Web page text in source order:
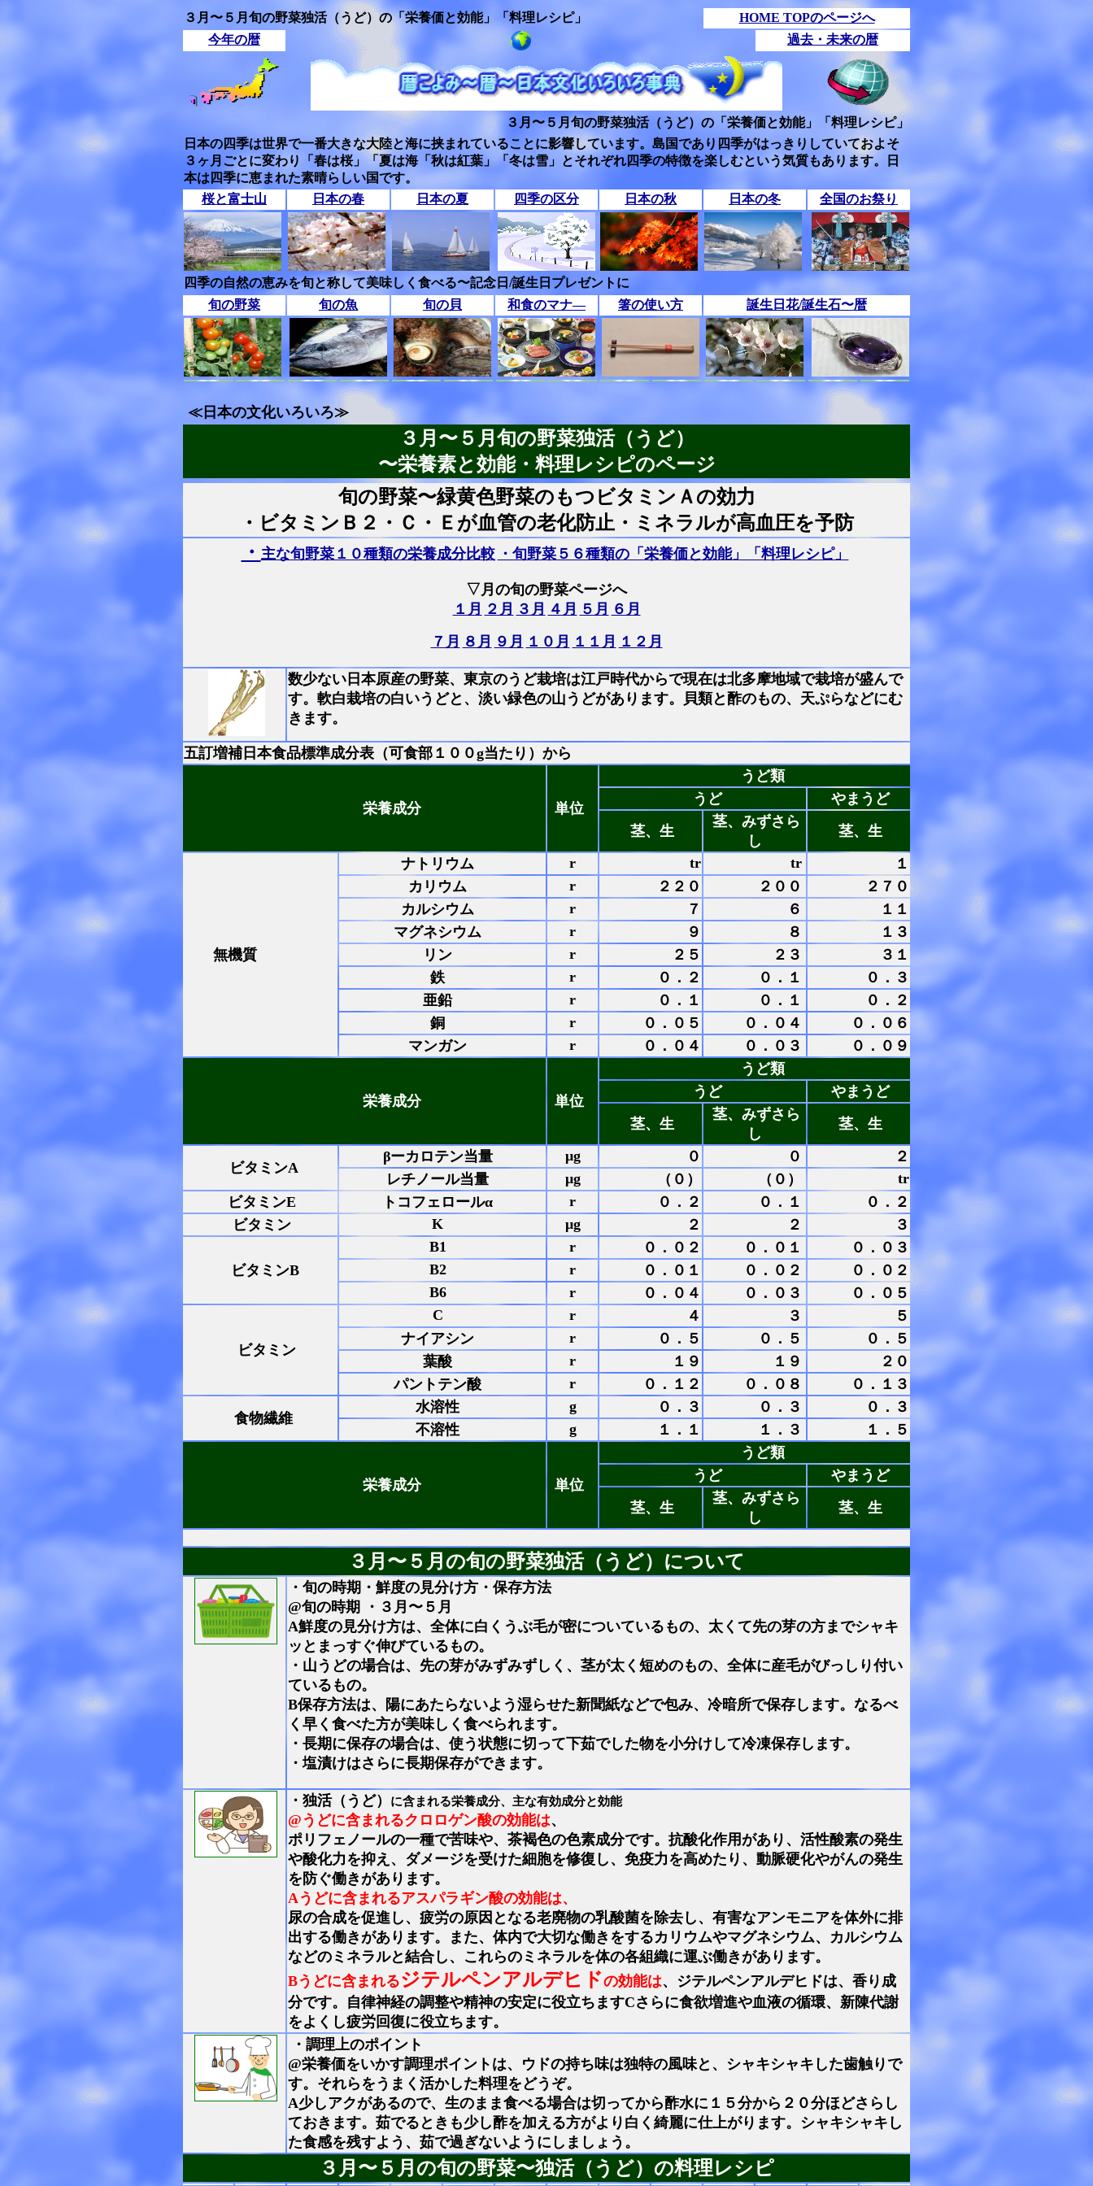
３月〜５月旬の野菜独活（うど）の「栄養価と効能」「料理レシピ」
HOME TOPのページへ
今年の暦
過去・未来の暦
３月〜５月旬の野菜独活（うど）の「栄養価と効能」「料理レシピ」
日本の四季は世界で一番大きな大陸と海に挟まれていることに影響しています。島国であり四季がはっきりしていておよそ
３ヶ月ごとに変わり「春は桜」「夏は海「秋は紅葉」「冬は雪」とそれぞれ四季の特徴を楽しむという気質もあります。日
本は四季に恵まれた素晴らしい国です。
桜と富士山
日本の春 日本の夏 四季の区分 日本の秋 日本の冬 全国のお祭り
四季の自然の恵みを旬と称して美味しく食べる〜記念日/誕生日プレゼントに
旬の野菜
旬の魚 旬の貝 和食のマナ― 箸の使い方 誕生日花/誕生石〜暦
≪日本の文化いろいろ≫
３月〜５月旬の野菜独活（うど）
〜栄養素と効能・料理レシピのページ
旬の野菜〜緑黄色野菜のもつビタミンＡの効力
・ビタミンＢ２・Ｃ・Ｅが血管の老化防止・ミネラルが高血圧を予防
・ 主な旬野菜１０種類の栄養成分比較 ・旬野菜５６種類の「栄養価と効能」「料理レシピ」
▽月の旬の野菜ページへ
１月 ２月 ３月 ４月 ５月 ６月
７月 ８月 ９月 １０月 １１月 １２月
数少ない日本原産の野菜、東京のうど栽培は江戸時代からで現在は北多摩地域で栽培が盛んで
す。軟白栽培の白いうどと、淡い緑色の山うどがあります。貝類と酢のもの、天ぷらなどにむ
きます。
五訂増補日本食品標準成分表（可食部１００g当たり）から
栄養成分 単位
うど類
うど
やまうど
茎、生
茎、みずさら
し
茎、生
無機質
ナトリウム r tr tr
１
カリウム
r ２２０ ２００
２７０
カルシウム
r ７ ６
１１
マグネシウム
r ９ ８
１３
リン
r ２５ ２３
３１
鉄
r ０．２ ０．１
０．３
亜鉛
r ０．１ ０．１
０．２
銅
r ０．０５ ０．０４
０．０６
マンガン
r ０．０４ ０．０３ ０．０９
栄養成分 単位
うど類
うど
やまうど
茎、生
茎、みずさら
し
茎、生
ビタミンA
βーカロテン当量 μg ０ ０
２
レチノール当量
μg （０） （０）
tr
ビタミンE
トコフェロールα r ０．２ ０．１
０．２
ビタミン
K μg ２ ２ ３
ビタミンB
B1 r ０．０２ ０．０１
０．０３
B2
r ０．０１ ０．０２
０．０２
B6
r ０．０４ ０．０３ ０．０５
ビタミン
C r ４ ３
５
ナイアシン
r ０．５ ０．５
０．５
葉酸
r １９ １９
２０
パントテン酸
r ０．１２ ０．０８ ０．１３
食物繊維
水溶性 g ０．３ ０．３
０．３
不溶性
g １．１ １．３ １．５
栄養成分 単位
うど類
うど
やまうど
茎、生
茎、みずさら
し
茎、生
３月〜５月の旬の野菜独活（うど）について
・旬の時期・鮮度の見分け方・保存方法
@旬の時期 ・３月〜５月
A鮮度の見分け方は、全体に白くうぶ毛が密についているもの、太くて先の芽の方までシャキ
ッとまっすぐ伸びているもの。
・山うどの場合は、先の芽がみずみずしく、茎が太く短めのもの、全体に産毛がびっしり付い
ているもの。
B保存方法は、陽にあたらないよう湿らせた新聞紙などで包み、冷暗所で保存します。なるべ
く早く食べた方が美味しく食べられます。
・長期に保存の場合は、使う状態に切って下茹でした物を小分けして冷凍保存します。
・塩漬けはさらに長期保存ができます。
・ 独活（うど） に含まれる栄養成分、主な有効成分と効能
@うどに含まれるクロロゲン酸の効能は、
ポリフェノールの一種で苦味や、茶褐色の色素成分です。抗酸化作用があり、活性酸素の発生
や酸化力を抑え、ダメージを受けた細胞を修復し、免疫力を高めたり、動脈硬化やがんの発生
を防ぐ働きがあります。
Aうどに含まれるアスパラギン酸の効能は、
尿の合成を促進し、疲労の原因となる老廃物の乳酸菌を除去し、有害なアンモニアを体外に排
出する働きがあります。また、体内で大切な働きをするカリウムやマグネシウム、カルシウム
などのミネラルと結合し、これらのミネラルを体の各組織に運ぶ働きがあります。
Bうどに含まれるジテルペンアルデヒドの効能は、ジテルペンアルデヒドは、香り成
分です。自律神経の調整や精神の安定に役立ちますCさらに食欲増進や血液の循環、新陳代謝
をよくし疲労回復に役立ちます。
・調理上のポイント
@栄養価をいかす調理ポイントは、ウドの持ち味は独特の風味と、シャキシャキした歯触りで
す。それらをうまく活かした料理をどうぞ。
A少しアクがあるので、生のまま食べる場合は切ってから酢水に１５分から２０分ほどさらし
ておきます。茹でるときも少し酢を加える方がより白く綺麗に仕上がります。シャキシャキし
た食感を残すよう、茹で過ぎないようにしましょう。
３月〜５月の旬の野菜〜独活（うど）の料理レシピ